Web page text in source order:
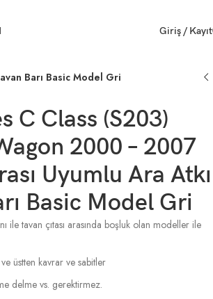
Giriş / Kayıt
Barı Basic Model Gri
C Class (S203)
2000 – 2007
Uyumlu Ara Atkı
Basic Model Gri
ile tavan çıtası arasında boşluk olan modeller ile
ve üstten kavrar ve sabitler
delme vs. gerektirmez.